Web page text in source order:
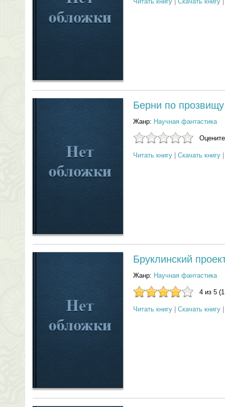
Берни по
Жанр: Научная фантастика
Читать книгу Скачать книгу
Бруклинский
Жанр: Научная фантастика
4 из 5
Читать книгу Скачать книгу